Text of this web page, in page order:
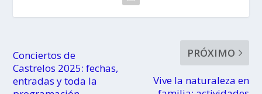
Conciertos de
Castrelos 2025: fechas,
entradas y toda la
PRÓXIMO
Vive la naturaleza en